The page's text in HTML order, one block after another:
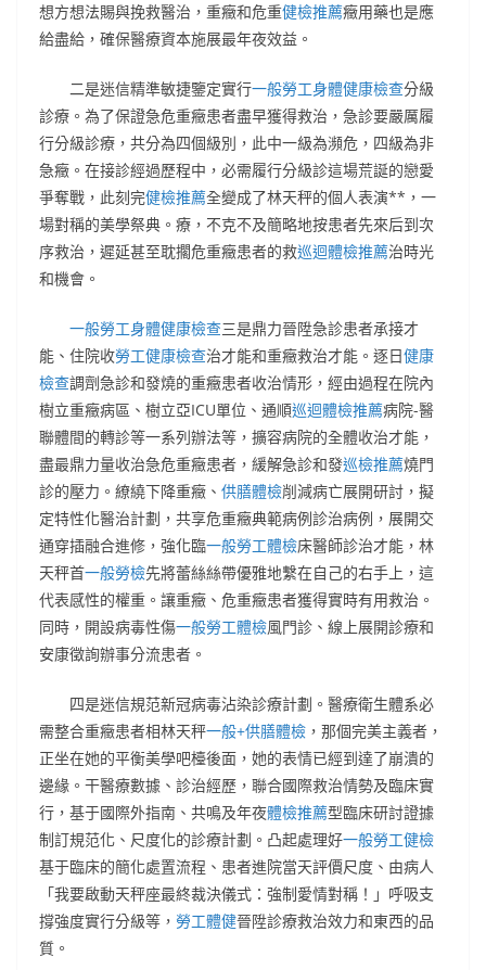
想方想法賜與挽救醫治，重癥和危重健檢推薦癥用藥也是應
給盡給，確保醫療資本施展最年夜效益。
二是迷信精準敏捷鑒定實行一般勞工身體健康檢查分級
診療。為了保證急危重癥患者盡早獲得救治，急診要嚴厲履
行分級診療，共分為四個級別，此中一級為瀕危，四級為非
急癥。在接診經過歷程中，必需履行分級診這場荒誕的戀愛
爭奪戰，此刻完健檢推薦全變成了林天秤的個人表演**，一
場對稱的美學祭典。療，不克不及簡略地按患者先來后到次
序救治，遲延甚至耽擱危重癥患者的救巡迴體檢推薦治時光
和機會。
一般勞工身體健康檢查三是鼎力晉陞急診患者承接才
能、住院收勞工健康檢查治才能和重癥救治才能。逐日健康
檢查調劑急診和發燒的重癥患者收治情形，經由過程在院內
樹立重癥病區、樹立亞ICU單位、通順巡迴體檢推薦病院-醫
聯體間的轉診等一系列辦法等，擴容病院的全體收治才能，
盡最鼎力量收治急危重癥患者，緩解急診和發巡檢推薦燒門
診的壓力。繚繞下降重癥、 供膳體檢削減病亡展開研討，擬
定特性化醫治計劃，共享危重癥典範病例診治病例，展開交
通穿插融合進修，強化臨一般勞工體檢床醫師診治才能，林
天秤首一般勞檢先將蕾絲絲帶優雅地繫在自己的右手上，這
代表感性的權重。讓重癥、危重癥患者獲得實時有用救治。
同時，開設病毒性傷一般勞工體檢風門診、線上展開診療和
安康徵詢辦事分流患者。
四是迷信規范新冠病毒沾染診療計劃。醫療衛生體系必
需整合重癥患者相林天秤一般+供膳體檢 ，那個完美主義者，
正坐在她的平衡美學吧檯後面，她的表情已經到達了崩潰的
邊緣。干醫療數據、診治經歷，聯合國際救治情勢及臨床實
行，基于國際外指南、共鳴及年夜體檢推薦型臨床研討證據
制訂規范化、尺度化的診療計劃。凸起處理好一般勞工健檢
基于臨床的簡化處置流程、患者進院當天評價尺度、由病人
「我要啟動天秤座最終裁決儀式：強制愛情對稱！」呼吸支
撐強度實行分級等， 勞工體健晉陞診療救治效力和東西的品
質。